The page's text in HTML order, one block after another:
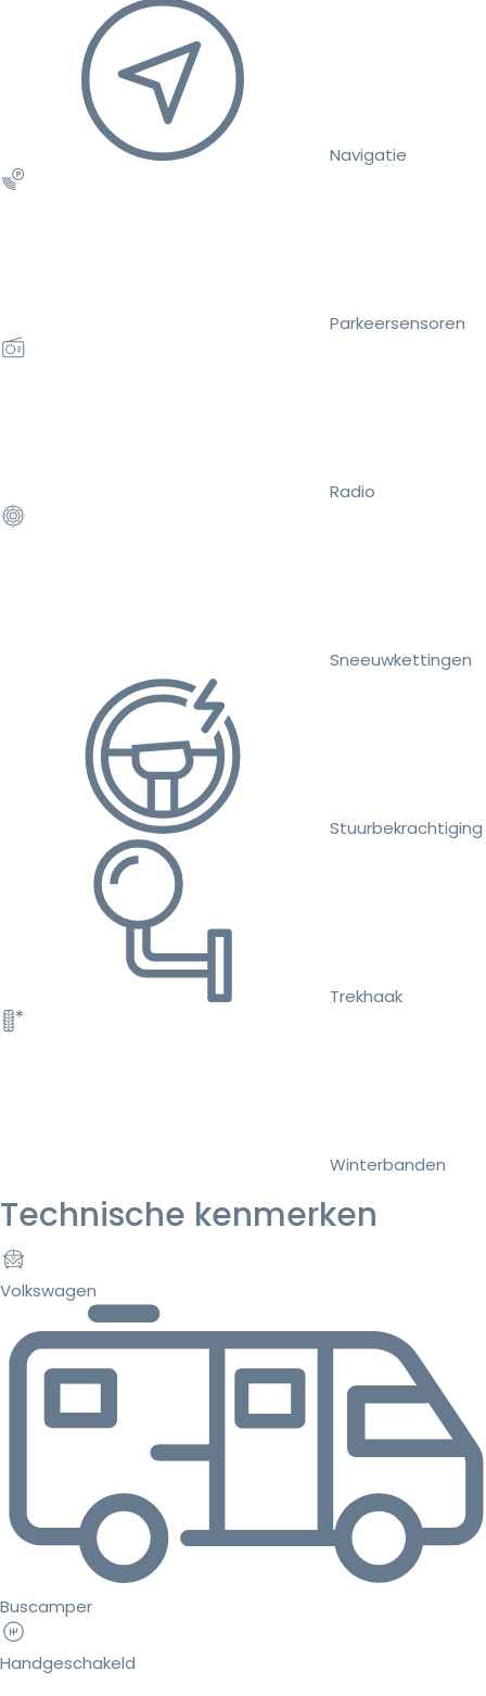
Navigatie
Parkeersensoren
Radio
Sneeuwkettingen
Stuurbekrachtiging
Trekhaak
Winterbanden
Technische kenmerken
Volkswagen
Buscamper
Handgeschakeld